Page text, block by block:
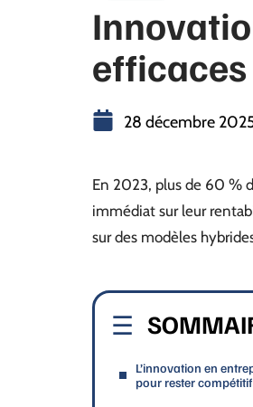
28 décembre
En 2023, plus de 60 %
immédiat sur leur
sur des modèles
L’innovation en
pour rester compétitif